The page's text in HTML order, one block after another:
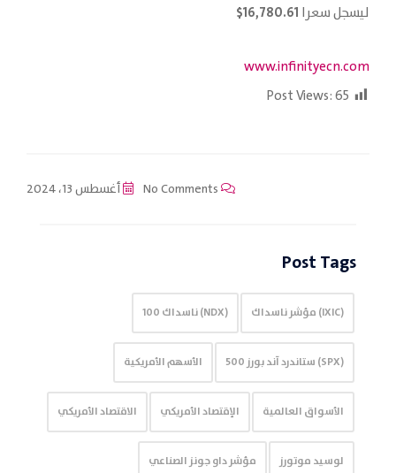
ليسجل سعرا 16,780.61$
www.infinityecn.com
Post Views:65
أغسطس 13، 2024
Post Tags
(IXIC) مؤشر ناسداك (NDX) ناسداك 100
(SPX) ستاندرد آند بورز 500 الأسهم الأمريكية
الأسواق العالمية الإقتصاد الأمريكي الاقتصاد الأمريكي
لوسيد موتورز مؤشر داو جونز الصناعي